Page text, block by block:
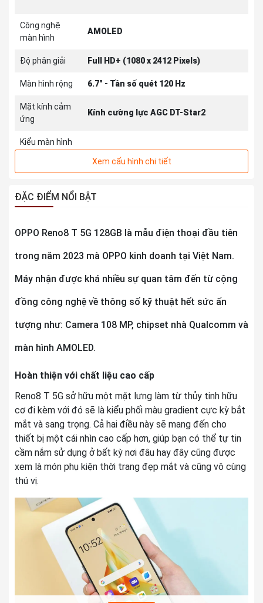
Công nghệ
màn hình
AMOLED
Độ phân giải Full HD+ (1080 x 2412 Pixels)
Màn hình rộng 6.7" - Tần số quét 120 Hz
Mặt kính cảm
ứng
Kính cường lực AGC DT-Star2
Kiểu màn hình
THÔNG TIN CAMERA SAU
Đèn Flash Có
Chụp ảnh nâng
AI Camera
Chuyên nghiệp (Pro)
HDR
Quay video hiển thị kép
Siêu độ phân giải
Google Lens
Bộ lọc màu
Hiển vi
Trôi nhanh thời gian (Time Lapse)
Toàn cảnh (Panorama)
Ban đêm (Night Mode)
Quay chậm (Slow Motion)
Xóa phông
Zoom kỹ thuật số
Xem cấu hình chi tiết
ĐẶC ĐIỂM NỔI BẬT
OPPO Reno8 T 5G 128GB là mẫu điện thoại đầu tiên
trong năm 2023 mà OPPO kinh doanh tại Việt Nam.
Máy nhận được khá nhiều sự quan tâm đến từ cộng
đồng công nghệ về thông số kỹ thuật hết sức ấn
tượng như: Camera 108 MP, chipset nhà Qualcomm và
màn hình AMOLED.
Hoàn thiện với chất liệu cao cấp
Reno8 T 5G sở hữu một mặt lưng làm từ thủy tinh hữu
cơ đi kèm với đó sẽ là kiểu phối màu gradient cực kỳ bắt
mắt và sang trọng. Cả hai điều này sẽ mang đến cho
thiết bị một cái nhìn cao cấp hơn, giúp bạn có thể tự tin
cầm nắm sử dụng ở bất kỳ nơi đâu hay đây cũng được
xem là món phụ kiện thời trang đẹp mắt và cũng vô cùng
thú vị.